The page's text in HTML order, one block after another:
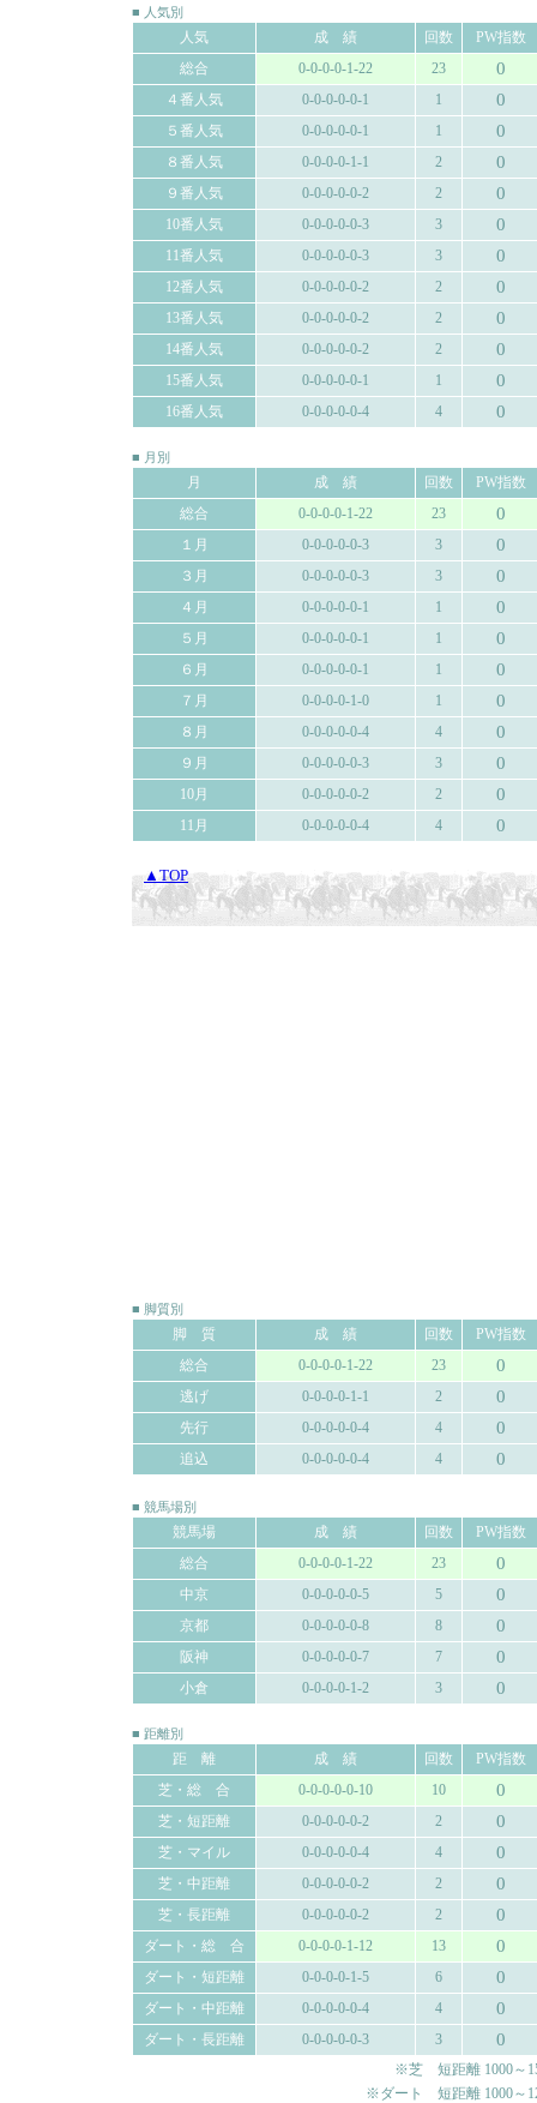
■ 人気別
人気 成 績 回数
PW指数
総合
0-0-0-0-1-22 23 0
４番人気 0-0-0-0-0-1 1 0
５番人気 0-0-0-0-0-1 1 0
８番人気 0-0-0-0-1-1 2 0
９番人気 0-0-0-0-0-2 2 0
10番人気 0-0-0-0-0-3 3 0
11番人気 0-0-0-0-0-3 3 0
12番人気 0-0-0-0-0-2 2 0
13番人気 0-0-0-0-0-2 2 0
14番人気 0-0-0-0-0-2 2 0
15番人気 0-0-0-0-0-1 1 0
16番人気 0-0-0-0-0-4 4 0
■ 月別
月 成 績 回数
PW指数
総合
0-0-0-0-1-22 23 0
１月 0-0-0-0-0-3 3 0
３月 0-0-0-0-0-3 3 0
４月 0-0-0-0-0-1 1 0
５月 0-0-0-0-0-1 1 0
６月 0-0-0-0-0-1 1 0
７月 0-0-0-0-1-0 1 0
８月 0-0-0-0-0-4 4 0
９月 0-0-0-0-0-3 3 0
10月 0-0-0-0-0-2 2 0
11月 0-0-0-0-0-4 4 0
▲TOP
■ 脚質別
脚 質 成 績 回数
PW指数
総合
0-0-0-0-1-22 23 0
逃げ 0-0-0-0-1-1 2 0
先行 0-0-0-0-0-4 4 0
追込 0-0-0-0-0-4 4 0
■ 競馬場別
競馬場 成 績 回数
PW指数
総合
0-0-0-0-1-22 23 0
中京 0-0-0-0-0-5 5 0
京都 0-0-0-0-0-8 8 0
阪神 0-0-0-0-0-7 7 0
小倉 0-0-0-0-1-2 3 0
■ 距離別
距 離 成 績 回数
PW指数
芝・総 合
0-0-0-0-0-10 10 0
芝・短距離 0-0-0-0-0-2 2 0
芝・マイル 0-0-0-0-0-4 4 0
芝・中距離 0-0-0-0-0-2 2 0
芝・長距離 0-0-0-0-0-2 2 0
ダート・総 合 0-0-0-0-1-12 13 0
ダート・短距離 0-0-0-0-1-5 6 0
ダート・中距離 0-0-0-0-0-4 4 0
ダート・長距離 0-0-0-0-0-3 3 0
※芝 短距離 1000～
※ダート 短距離 1000～